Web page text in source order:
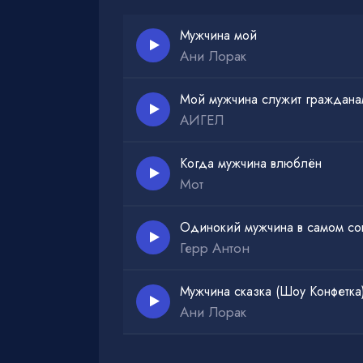
Мужчина мой
Ани Лорак
Мой мужчина служит
АИГЕЛ
Когда мужчина влюблён
Мот
Одинокий мужчина в самом
Герр Антон
Мужчина сказка (Шоу Конфетка)
Ани Лорак